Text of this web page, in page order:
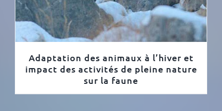
Adaptation des animaux à l’hiver et
impact des activités de pleine nature
sur la faune